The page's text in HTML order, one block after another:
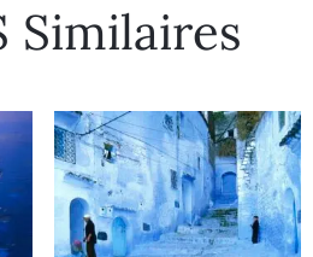
Similaires